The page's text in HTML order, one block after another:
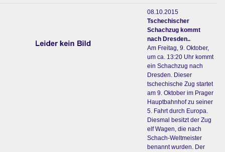
08.10.2015
Tschechischer
Schachzug kommt
nach Dresden..
Am Freitag, 9. Oktober,
um ca. 13:20 Uhr kommt
ein Schachzug nach
Dresden. Dieser
tschechische Zug startet
am 9. Oktober im Prager
Hauptbahnhof zu seiner
5. Fahrt durch Europa.
Diesmal besitzt der Zug
elf Wagen, die nach
Schach-Weltmeister
benannt wurden. Der